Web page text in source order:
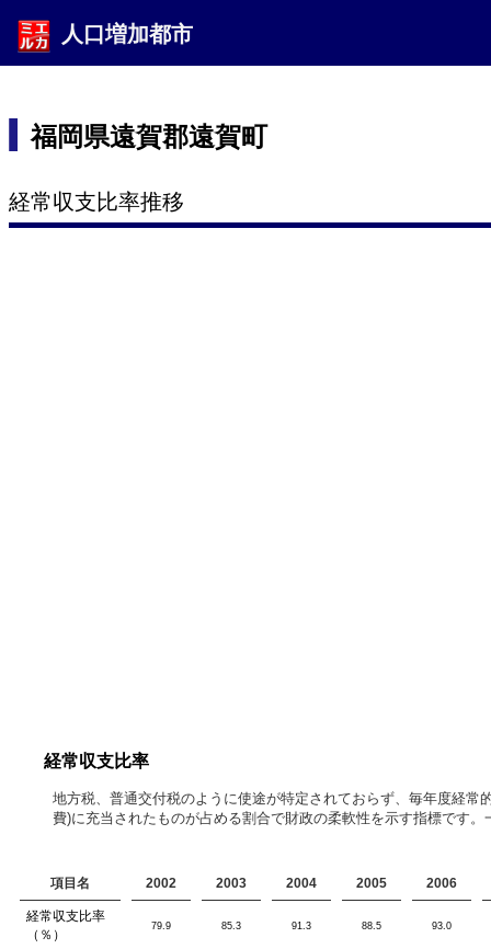
人口増加都市
福岡県遠賀郡遠賀町
経常収支比率推移
経常収支比率
地方税、普通交付税のように使途が特定されておらず、毎年度経
費)に充当されたものが占める割合で財政の柔軟性を示す指標です
項目名 2002 2003 2004 2005 2006
経常収支比率
（％）
79.9 85.3 91.3 88.5 93.0